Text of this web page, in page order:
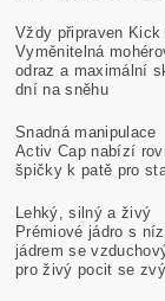
Vždy připraven Kick
Vyměnitelná
odraz a maximální
dní na sněhu
Snadná manipulace
Activ Cap nabízí
špičky k patě pro
Lehký, silný a živý
Prémiové jádro s
jádrem se
pro živý pocit se